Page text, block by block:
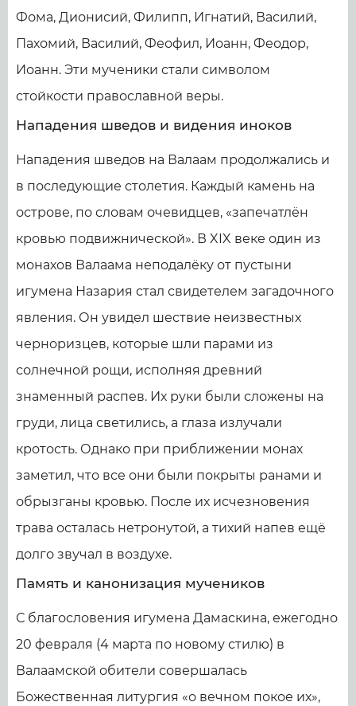
Фома, Дионисий, Филипп, Игнатий, Василий,
Пахомий, Василий, Феофил, Иоанн, Феодор,
Иоанн. Эти мученики стали символом
стойкости православной веры.
Нападения шведов и видения иноков
Нападения шведов на Валаам продолжались и
в последующие столетия. Каждый камень на
острове, по словам очевидцев, «запечатлён
кровью подвижнической». В XIX веке один из
монахов Валаама неподалёку от пустыни
игумена Назария стал свидетелем загадочного
явления. Он увидел шествие неизвестных
черноризцев, которые шли парами из
солнечной рощи, исполняя древний
знаменный распев. Их руки были сложены на
груди, лица светились, а глаза излучали
кротость. Однако при приближении монах
заметил, что все они были покрыты ранами и
обрызганы кровью. После их исчезновения
трава осталась нетронутой, а тихий напев ещё
долго звучал в воздухе.
Память и канонизация мучеников
С благословения игумена Дамаскина, ежегодно
20 февраля (4 марта по новому стилю) в
Валаамской обители совершалась
Божественная литургия «о вечном покое их»,